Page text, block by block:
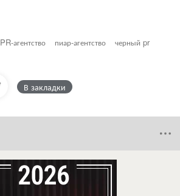
PR-агентство пиар-агентство черный pr
В закладки